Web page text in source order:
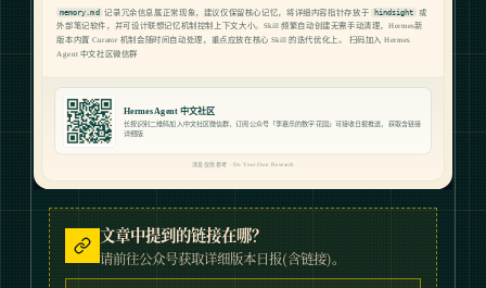
文章中提到的链接在哪？
请前往公众号获取详细版本日报(含链接)。